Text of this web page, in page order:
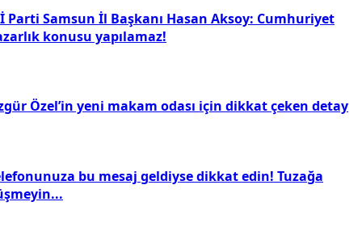
Parti Samsun İl Başkanı Hasan Aksoy: Cumhuriyet
konusu yapılamaz!
Özel’in yeni makam odası için dikkat çeken detay
bu mesaj geldiyse dikkat edin! Tuzağa